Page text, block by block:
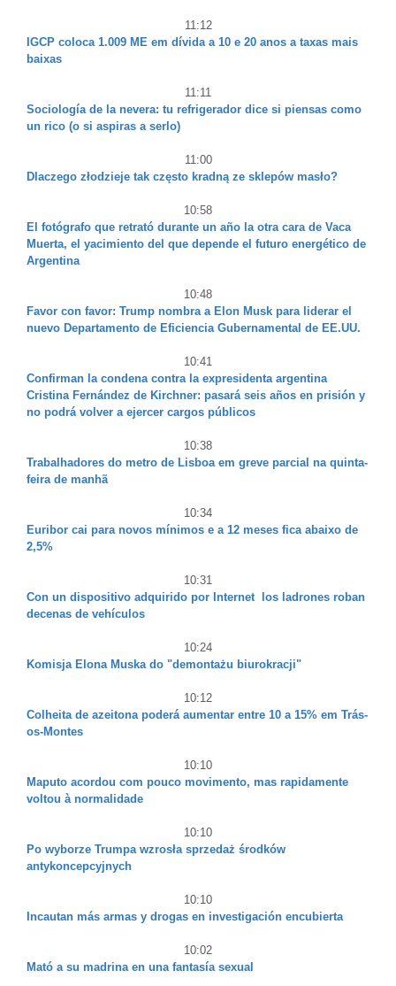
11:12
IGCP coloca 1.009 ME em dívida a 10 e 20 anos a taxas mais
baixas
11:11
Sociología de la nevera: tu refrigerador dice si piensas como
un rico (o si aspiras a serlo)
11:00
Dlaczego złodzieje tak często kradną ze sklepów masło?
10:58
El fotógrafo que retrató durante un año la otra cara de Vaca
Muerta, el yacimiento del que depende el futuro energético de
Argentina
10:48
Favor con favor: Trump nombra a Elon Musk para liderar el
nuevo Departamento de Eficiencia Gubernamental de EE.UU.
10:41
Confirman la condena contra la expresidenta argentina
Cristina Fernández de Kirchner: pasará seis años en prisión y
no podrá volver a ejercer cargos públicos
10:38
Trabalhadores do metro de Lisboa em greve parcial na quinta-
feira de manhã
10:34
Euribor cai para novos mínimos e a 12 meses fica abaixo de
2,5%
10:31
Con un dispositivo adquirido por Internet los ladrones roban
decenas de vehículos
10:24
Komisja Elona Muska do "demontażu biurokracji"
10:12
Colheita de azeitona poderá aumentar entre 10 a 15% em Trás-
os-Montes
10:10
Maputo acordou com pouco movimento, mas rapidamente
voltou à normalidade
10:10
Po wyborze Trumpa wzrosła sprzedaż środków
antykoncepcyjnych
10:10
Incautan más armas y drogas en investigación encubierta
10:02
Mató a su madrina en una fantasía sexual